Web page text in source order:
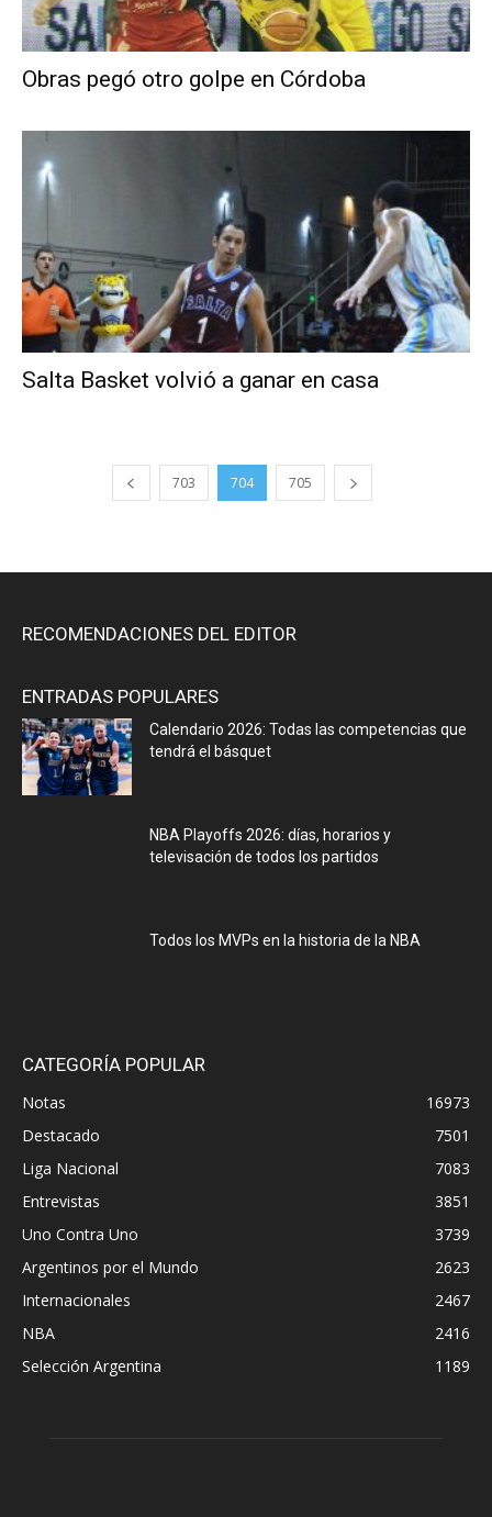
Obras pegó otro golpe en Córdoba
Salta Basket volvió a ganar en casa
703 704 705
RECOMENDACIONES DEL EDITOR
ENTRADAS POPULARES
Calendario 2026: Todas las competencias que
tendrá el básquet
NBA Playoffs 2026: días, horarios y
televisación de todos los partidos
Todos los MVPs en la historia de la NBA
CATEGORÍA POPULAR
Notas
16973
Destacado
7501
Liga Nacional
7083
Entrevistas
3851
Uno Contra Uno
3739
Argentinos por el Mundo
2623
Internacionales
2467
NBA
2416
Selección Argentina
1189